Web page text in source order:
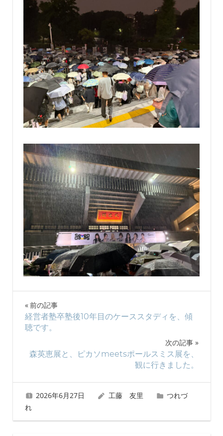
投
稿
ナ
ゲ
ー
シ
前の記事
経営者塾卒塾後10年目のケーススタディを、傾
聴です。
次の記事
森英恵展と、ピカソmeetsポールスミス展を、
観に行きました。
2026年6月27日 工藤 友里
つれづ
れ